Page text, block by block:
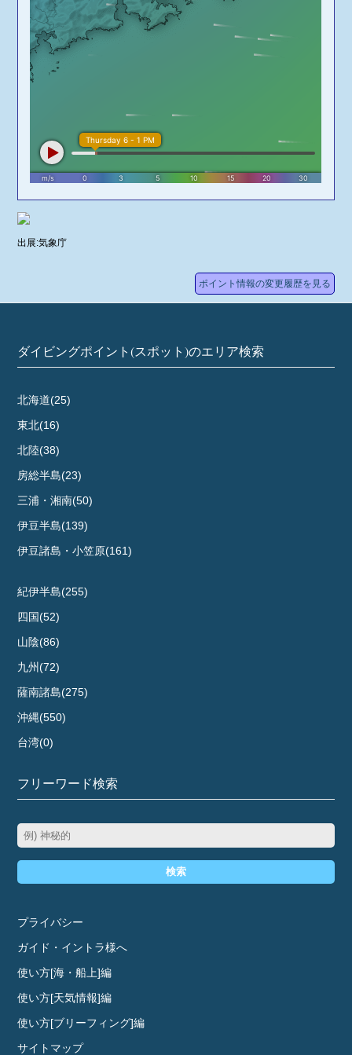
出展:気象庁
ポイント情報の変更履歴を見る
ダイビングポイント(スポット)のエリア検索
北海道(25)
東北(16)
北陸(38)
房総半島(23)
三浦・湘南(50)
伊豆半島(139)
伊豆諸島・小笠原(161)
紀伊半島(255)
四国(52)
山陰(86)
九州(72)
薩南諸島(275)
沖縄(550)
台湾(0)
フリーワード検索
検索
プライバシー
ガイド・イントラ様へ
使い方[海・船上]編
使い方[天気情報]編
使い方[ブリーフィング]編
サイトマップ